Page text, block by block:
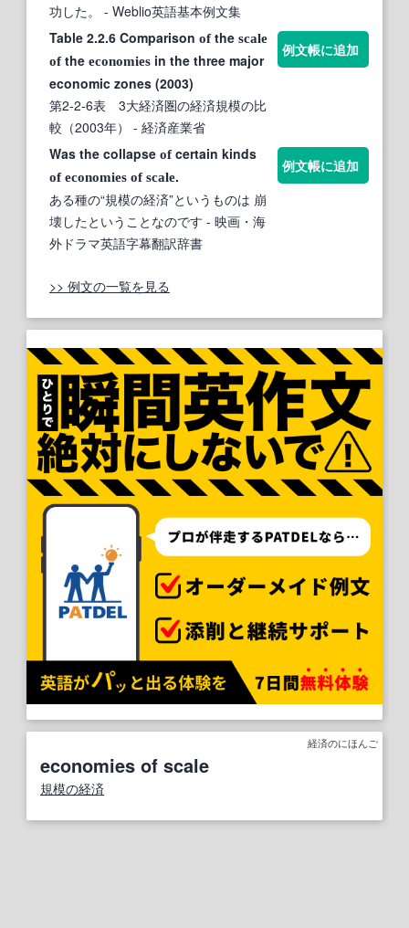
功した。
- Weblio英語基本例文集
Table 2.2.6 Comparison ofthe scale
ofthe economies in the three major
economic zones (2003)
第2-2-6表 3大経済圏の経済規模の比
較（2003年）
- 経済産業省
例文帳に追加
Was the collapse ofcertain kinds
of economies of scale.
ある種の“規模の経済”というものは 崩
壊したということなのです - 映画・海
外ドラマ英語字幕翻訳辞書
例文帳に追加
>> 例文の一覧を見る
経済のにほんご
economies of scale
規模の経済